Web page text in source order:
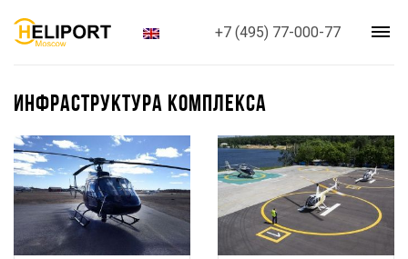
+7 (495) 77-000-77
ИНФРАСТРУКТУРА КОМПЛЕКСА